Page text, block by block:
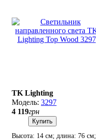
TK Lighting
3297
4 119грн
Купить
Высота: 14 см; длина: 76 см;